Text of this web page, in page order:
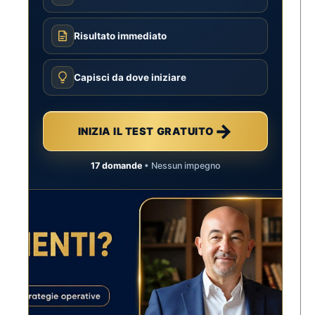
Risultato immediato
Capisci da dove iniziare
INIZIA IL TEST GRATUITO →
17 domande• Nessun impegno